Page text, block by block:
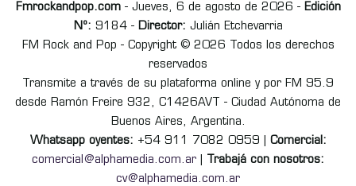
Fmrockandpop.com- Jueves, 6 de agosto de 2026 - Edición
Nº: 9184 - Director: Julián Etchevarria
FM Rock and Pop - Copyright © 2026 Todos los derechos
reservados
Transmite a través de su plataforma online y por FM 95.9
desde Ramón Freire 932, C1426AVT - Ciudad Autónoma de
Buenos Aires, Argentina.
Whatsapp oyentes: +54 911 7082 0959 | Comercial:
comercial@alphamedia.com.ar
Trabajá con nosotros:
cv@alphamedia.com.ar